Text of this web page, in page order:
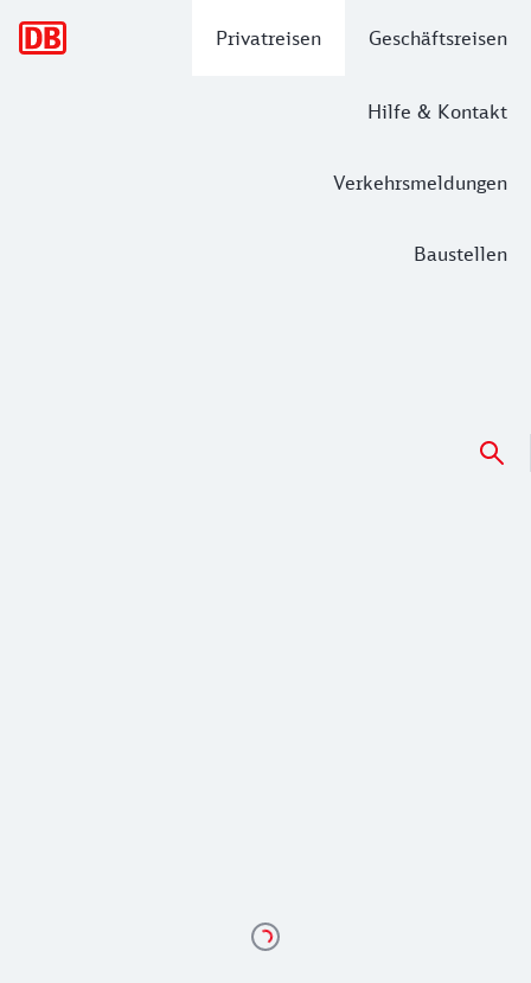
Privatreisen Geschäftsreisen
Hilfe & Kontakt
Verkehrsmeldungen
Baustellen